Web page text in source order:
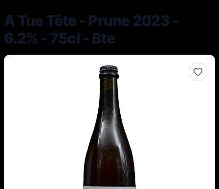
A Tue Tête - Prune 2023 -
6.2% - 75cl - Bte